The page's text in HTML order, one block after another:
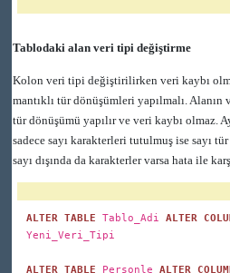
Tablodaki alan veri tipi değiştirme
Kolon veri tipi değiştirilirken veri kaybı
mantıklı tür dönüşümleri yapılmalı.
tür dönüşümü yapılır ve veri kaybı olmaz.
sadece sayı karakterleri tutulmuş ise sayı
sayı dışında da karakterler varsa hata ile
ALTER TABLE Tablo_Adi ALTER
Yeni_Veri_Tipi
ALTER TABLE Personle ALTER